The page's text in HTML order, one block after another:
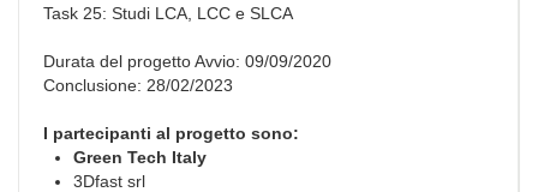
Task 25: Studi LCA, LCC e SLCA
Durata del progetto Avvio: 09/09/2020
Conclusione: 28/02/2023
I partecipanti al progetto sono:
Green Tech Italy
3Dfast srl